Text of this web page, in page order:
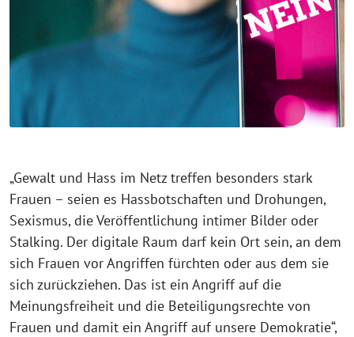
„Gewalt und Hass im Netz treffen besonders stark
Frauen – seien es Hassbotschaften und Drohungen,
Sexismus, die Veröffentlichung intimer Bilder oder
Stalking. Der digitale Raum darf kein Ort sein, an dem
sich Frauen vor Angriffen fürchten oder aus dem sie
sich zurückziehen. Das ist ein Angriff auf die
Meinungsfreiheit und die Beteiligungsrechte von
Frauen und damit ein Angriff auf unsere Demokratie“,